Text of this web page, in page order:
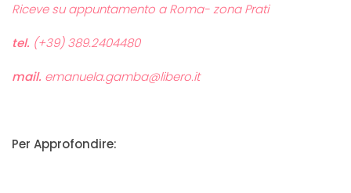
Riceve su appuntamento a Roma- zona Prati
tel. (+39) 389.2404480
mail. emanuela.gamba@libero.it
Per Approfondire: